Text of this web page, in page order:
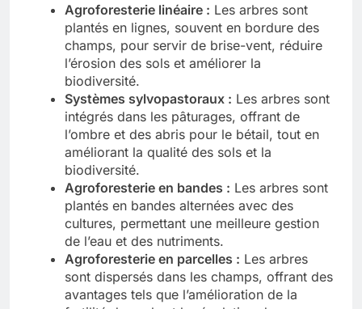
Agroforesterie linéaire : Les arbres sont
plantés en lignes, souvent en bordure des
champs, pour servir de brise-vent, réduire
l’érosion des sols et améliorer la
biodiversité.
Systèmes sylvopastoraux : Les arbres sont
intégrés dans les pâturages, offrant de
l’ombre et des abris pour le bétail, tout en
améliorant la qualité des sols et la
biodiversité.
Agroforesterie en bandes : Les arbres sont
plantés en bandes alternées avec des
cultures, permettant une meilleure gestion
de l’eau et des nutriments.
Agroforesterie en parcelles : Les arbres
sont dispersés dans les champs, offrant des
avantages tels que l’amélioration de la